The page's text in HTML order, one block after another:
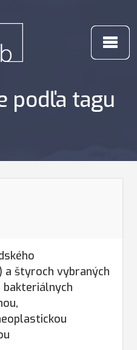
podľa tagu
a štyroch vybraných
bakteriálnych